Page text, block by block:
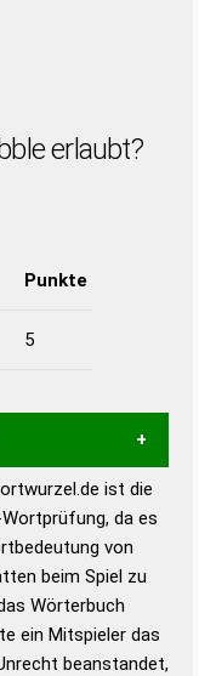
erlaubt?
Punkte
5
zu
um die
Spiel zu
ist die
da es
von
beim Spiel zu
Wörterbuch
ein Mitspieler das
beanstandet,